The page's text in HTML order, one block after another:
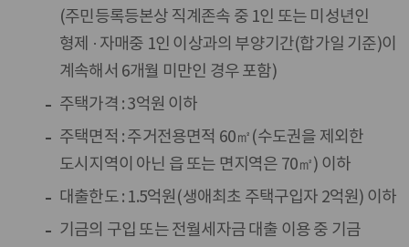
(주민등록등본상 직계존속 중 1인 또는 미성년인
형제 · 자매중 1인 이상과의 부양기간(합가일 기준)이
계속해서 6개월 미만인 경우 포함)
주택가격 : 3억원 이하
주택면적 : 주거전용면적 60㎡(수도권을 제외한
도시지역이 아닌 읍 또는 면지역은 70㎡) 이하
대출한도 : 1.5억원(생애최초 주택구입자 2억원) 이하
기금의 구입 또는 전월세자금 대출 이용 중 기금